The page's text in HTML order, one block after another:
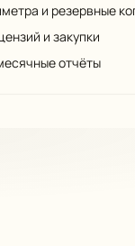
и резервные
и закупки
отчёты